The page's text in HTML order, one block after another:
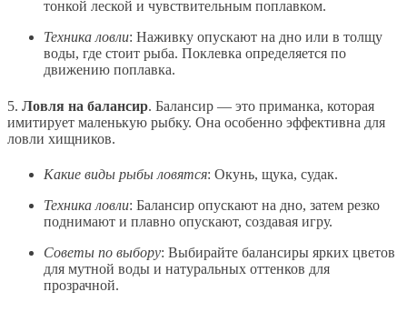
тонкой леской и чувствительным поплавком.
Техника ловли: Наживку опускают на дно или в толщу
воды, где стоит рыба. Поклевка определяется по
движению поплавка.
5. Ловля на балансир. Балансир — это приманка, которая
имитирует маленькую рыбку. Она особенно эффективна для
ловли хищников.
Какие виды рыбы ловятся: Окунь, щука, судак.
Техника ловли: Балансир опускают на дно, затем резко
поднимают и плавно опускают, создавая игру.
Советы по выбору: Выбирайте балансиры ярких цветов
для мутной воды и натуральных оттенков для
прозрачной.